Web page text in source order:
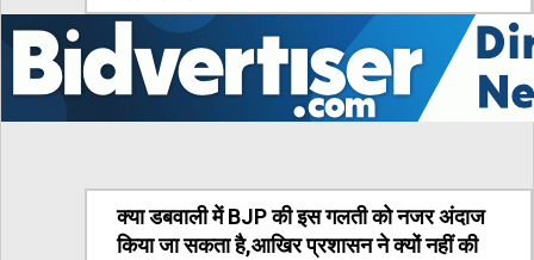
क्या डबवाली में BJP की इस गलती को नजर अंदाज
किया जा सकता है,आखिर प्रशासन ने क्यों नहीं की